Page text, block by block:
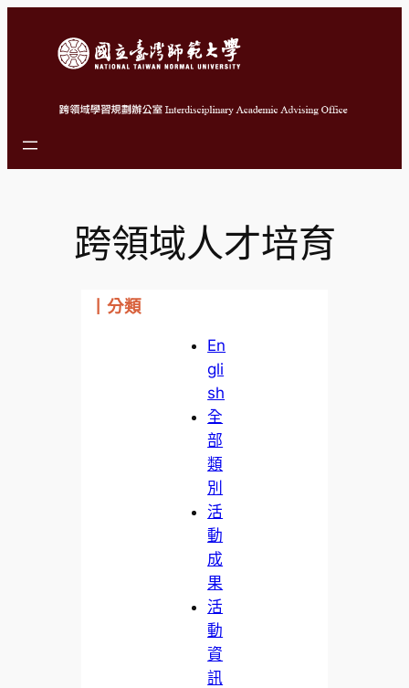
跨領域人才培育
丨分類
En
gli
sh
全
部
類
別
活
動
成
果
活
動
資
訊